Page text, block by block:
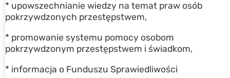
* upowszechnianie wiedzy na temat praw osób
pokrzywdzonych przestępstwem,
* promowanie systemu pomocy osobom
pokrzywdzonym przestępstwem i świadkom,
* informacja o Funduszu Sprawiedliwości